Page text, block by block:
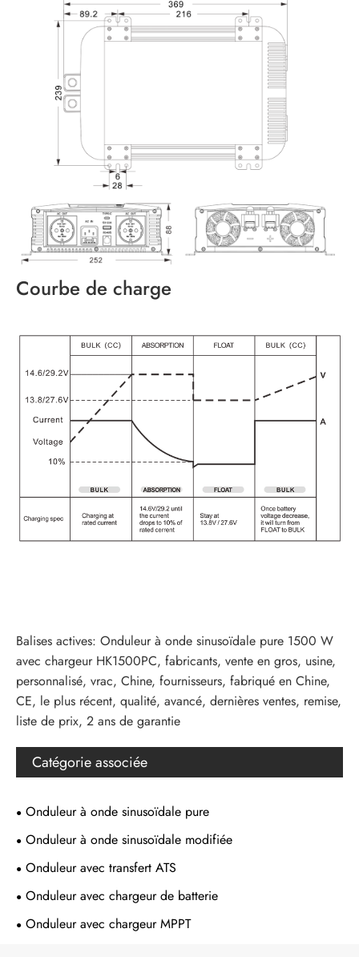
Courbe de charge
Balises actives: Onduleur à onde sinusoïdale pure 1500 W
avec chargeur HK1500PC, fabricants, vente en gros, usine,
personnalisé, vrac, Chine, fournisseurs, fabriqué en Chine,
CE, le plus récent, qualité, avancé, dernières ventes, remise,
liste de prix, 2 ans de garantie
Catégorie associée
Onduleur à onde sinusoïdale pure
Onduleur à onde sinusoïdale modifiée
Onduleur avec transfert ATS
Onduleur avec chargeur de batterie
Onduleur avec chargeur MPPT